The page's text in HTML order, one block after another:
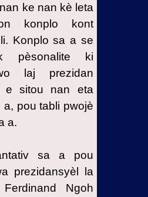
ke nan kè leta
konplo kont
Konplo sa a se
pèsonalite ki
laj prezidan
e sitou nan eta
a, pou tabli pwojè
a.
sa a pou
prezidansyèl la
Ngoh